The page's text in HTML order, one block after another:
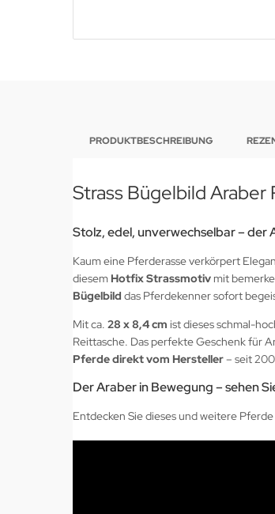
PRODUKTBESCHREIBUNG
Strass Bügelbild
Stolz, edel, unverwechselbar –
Kaum eine Pferderasse verkörpert
diesem Hotfix Strassmotiv mit
Bügelbild das Pferdekenner sofort
Mit ca. 28 x 8,4 cm ist dieses schmal-
Reittasche. Das perfekte Geschenk für
Pferde direkt vom Hersteller– seit
Der Araber in Bewegung – sehen
Entdecken Sie dieses und weitere